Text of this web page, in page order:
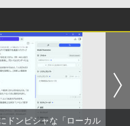
還元！】Minifire モニター
ーフリー VESA対応 フレー
／DP／VGAコントラス
ルト調節可 ビジネス用 【送
ニター (ケーブル付）
朗(B4サイズ両面ピンナッ
ミ REDMI Buds 8 Lite ワイヤ
Bluetooth 5.4 ノイズキャンセ
時間再生
限定】 伊藤園 磨かれて、澄
水 2L 8本 ラベルレス [ ケース
ボトル ] [ 箱買い ] [ ストック
ンコミックス)
ドンピシャな「ローカル